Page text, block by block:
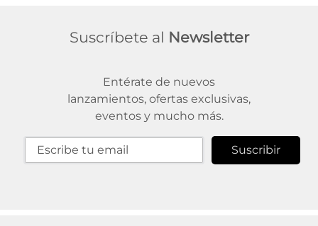
Suscríbete al Newsletter
Entérate de nuevos
lanzamientos, ofertas exclusivas,
eventos y mucho más.
Suscribir